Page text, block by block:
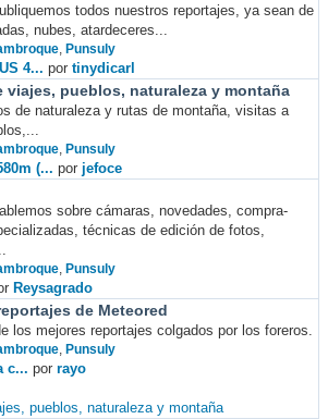
todos nuestros reportajes, ya sean de
nubes, atardeceres...
, Punsuly
4... por tinydicarl
viajes, pueblos, naturaleza y montaña
de naturaleza y rutas de montaña, visitas a
, Punsuly
(... por jefoce
sobre cámaras, novedades, compra-
técnicas de edición de fotos,
, Punsuly
Reysagrado
de Meteored
los mejores reportajes colgados por los foreros.
, Punsuly
c... por rayo
pueblos, naturaleza y montaña